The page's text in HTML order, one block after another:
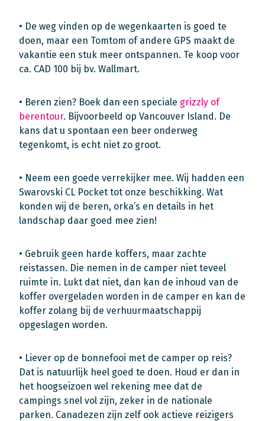
• De weg vinden op de wegenkaarten is goed te
doen, maar een Tomtom of andere GPS maakt de
vakantie een stuk meer ontspannen. Te koop voor
ca. CAD 100 bij bv. Wallmart.
• Beren zien? Boek dan een speciale grizzly of
berentour. Bijvoorbeeld op Vancouver Island. De
kans dat u spontaan een beer onderweg
tegenkomt, is echt niet zo groot.
• Neem een goede verrekijker mee. Wij hadden een
Swarovski CL Pocket tot onze beschikking. Wat
konden wij de beren, orka’s en details in het
landschap daar goed mee zien!
• Gebruik geen harde koffers, maar zachte
reistassen. Die nemen in de camper niet teveel
ruimte in. Lukt dat niet, dan kan de inhoud van de
koffer overgeladen worden in de camper en kan de
koffer zolang bij de verhuurmaatschappij
opgeslagen worden.
• Liever op de bonnefooi met de camper op reis?
Dat is natuurlijk heel goed te doen. Houd er dan in
het hoogseizoen wel rekening mee dat de
campings snel vol zijn, zeker in de nationale
parken. Canadezen zijn zelf ook actieve reizigers